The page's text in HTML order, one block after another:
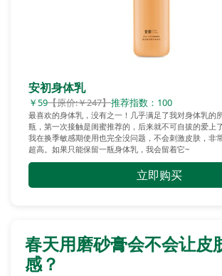
安初身体乳
￥59【原价:￥247】推荐指数：100
最喜欢的身体乳，没有之一！几乎满足了我对身体乳的
瓶，第一次接触是闺蜜推荐的，后来就不可自拔的爱上
我在换季敏感期使用也完全没问题，不会刺激皮肤，非
超高。如果只能保留一瓶身体乳，我会留着它~
立即购买
春天用磨砂膏会不会让皮
感？